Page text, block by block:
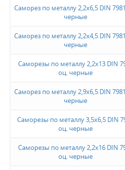
10%
Оставьте заявку - мы найдем то,
Саморез по металлу 2,2х6,5 DIN
черные
Саморез по металлу 2,2х4,5 DIN
черные
Саморезы по металлу 2,2х13 DIN
оц. черные
Саморез по металлу 2,9х6,5 DIN
черные
Саморезы по металлу 3,5х6,5 DIN
оц. черные
Саморезы по металлу 2,2х16 DIN
оц. черные